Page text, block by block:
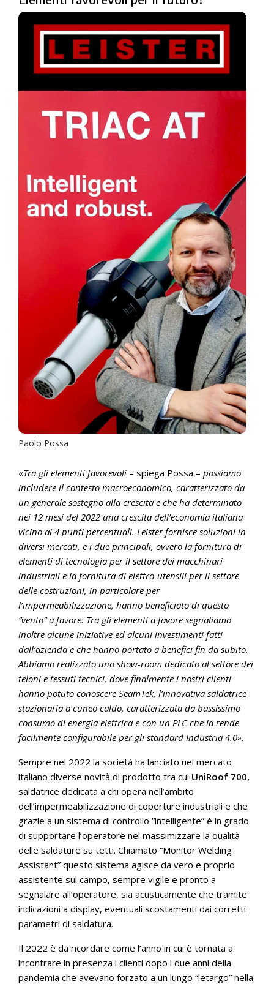
Paolo Possa
«Tra gli elementi favorevoli – spiega Possa – possiamo
includere il contesto macroeconomico, caratterizzato da
un generale sostegno alla crescita e che ha determinato
nei 12 mesi del 2022 una crescita dell’economia italiana
vicino ai 4 punti percentuali. Leister fornisce soluzioni in
diversi mercati, e i due principali, ovvero la fornitura di
elementi di tecnologia per il settore dei macchinari
industriali e la fornitura di elettro-utensili per il settore
delle costruzioni, in particolare per
l’impermeabilizzazione, hanno beneficiato di questo
“vento” a favore. Tra gli elementi a favore segnaliamo
inoltre alcune iniziative ed alcuni investimenti fatti
dall’azienda e che hanno portato a benefici fin da subito.
Abbiamo realizzato uno show-room dedicato al settore dei
teloni e tessuti tecnici, dove finalmente i nostri clienti
hanno potuto conoscere SeamTek, l’innovativa saldatrice
stazionaria a cuneo caldo, caratterizzata da bassissimo
consumo di energia elettrica e con un PLC che la rende
facilmente configurabile per gli standard Industria 4.0».
Sempre nel 2022 la società ha lanciato nel mercato
italiano diverse novità di prodotto tra cui UniRoof 700,
saldatrice dedicata a chi opera nell’ambito
dell’impermeabilizzazione di coperture industriali e che
grazie a un sistema di controllo “intelligente” è in grado
di supportare l’operatore nel massimizzare la qualità
delle saldature su tetti. Chiamato “Monitor Welding
Assistant” questo sistema agisce da vero e proprio
assistente sul campo, sempre vigile e pronto a
segnalare all’operatore, sia acusticamente che tramite
indicazioni a display, eventuali scostamenti dai corretti
parametri di saldatura.
Il 2022 è da ricordare come l’anno in cui è tornata a
incontrare in presenza i clienti dopo i due anni della
pandemia che avevano forzato a un lungo “letargo” nella